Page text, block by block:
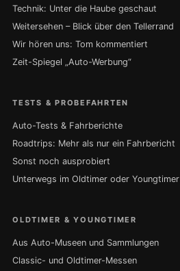
Technik: Unter die Haube geschaut
Weitersehen – Blick über den Tellerrand
Wir hören uns: Tom kommentiert
Zeit-Spiegel „Auto-Werbung“
TESTS & PROBEFAHRTEN
Auto-Tests & Fahrberichte
Roadtrips: Mehr als nur ein Fahrbericht
Sonst noch ausprobiert
Unterwegs im Oldtimer oder Youngtimer
OLDTIMER & YOUNGTIMER
Aus Auto-Museen und Sammlungen
Classic- und Oldtimer-Messen